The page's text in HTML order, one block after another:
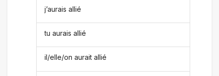
j’aurais allié
tu aurais allié
il/elle/on aurait allié